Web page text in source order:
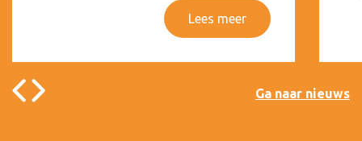
Lees meer
Ga naar nieuws